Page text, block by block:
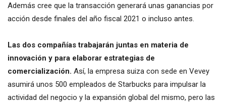
Además cree que la transacción generará unas ganancias por
acción desde finales del año fiscal 2021 o incluso antes.
Las dos compañías trabajarán juntas en materia de
innovación y para elaborar estrategias de
comercialización. Así, la empresa suiza con sede en Vevey
asumirá unos 500 empleados de Starbucks para impulsar la
actividad del negocio y la expansión global del mismo, pero las